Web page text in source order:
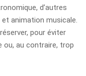
d’autres
animation musicale.
pour éviter
ou, au contraire, trop